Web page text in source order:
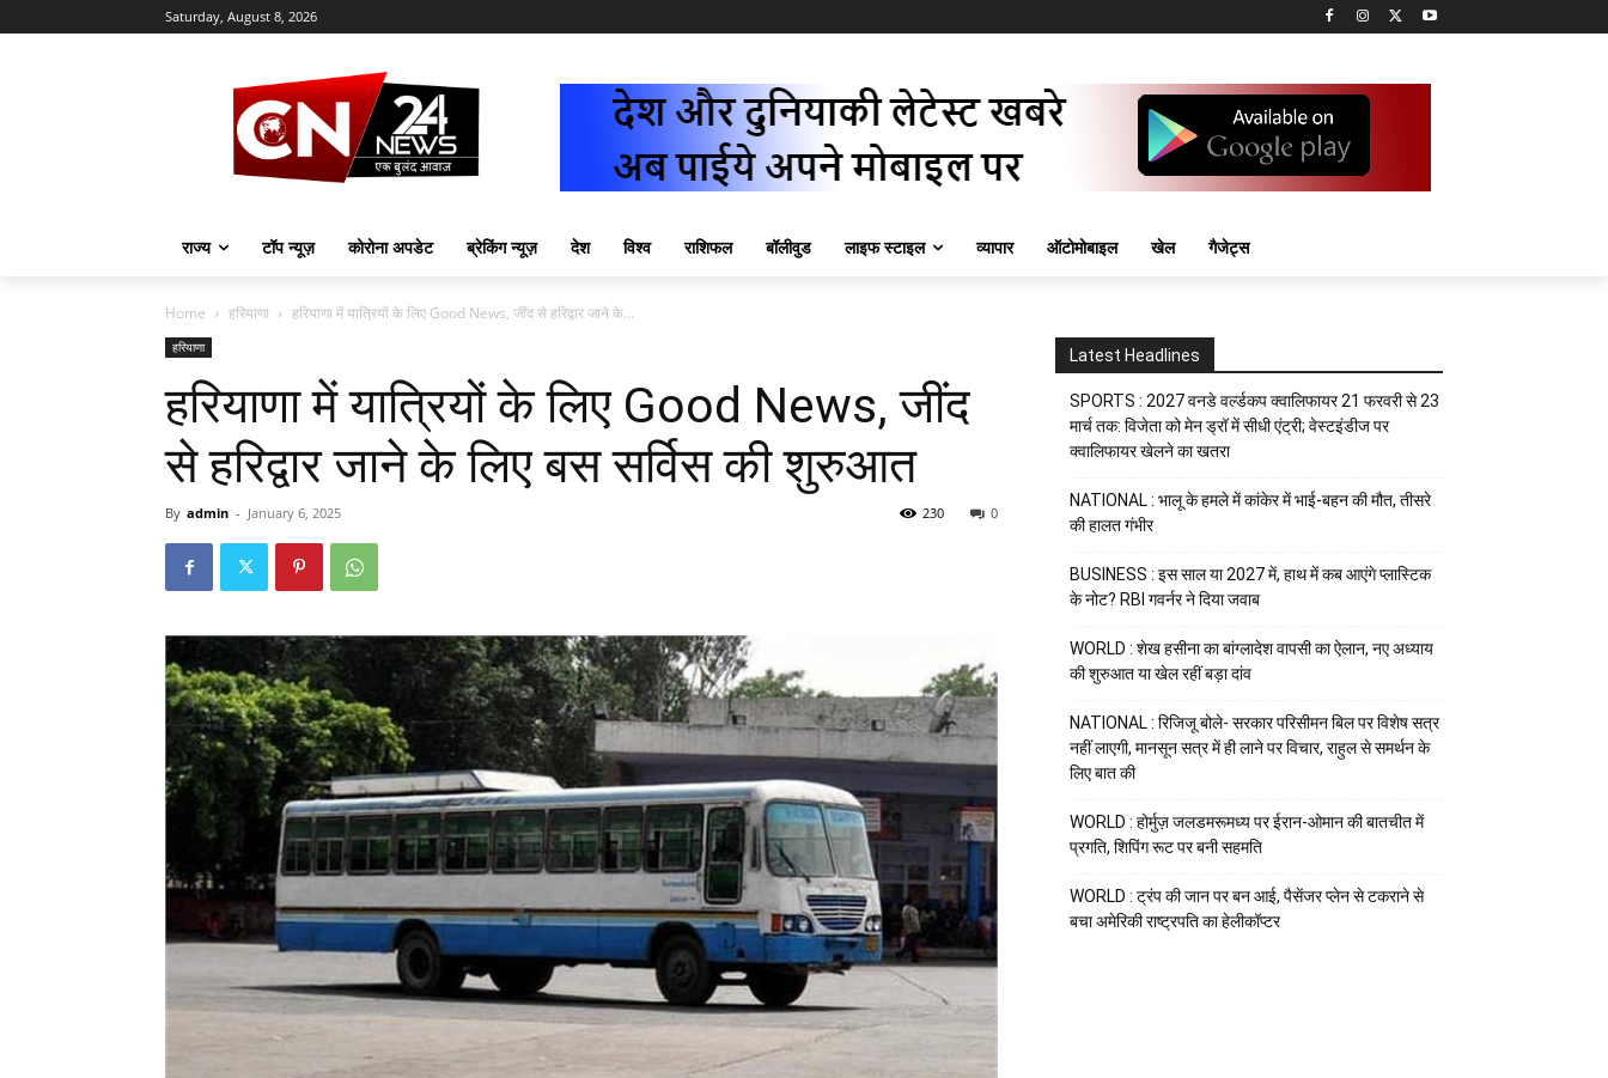
Saturday, August 8, 2026
राज्य टॉप न्यूज़ कोरोना अपडेट ब्रेकिंग न्यूज़ देश विश्व राशिफल बॉलीवुड लाइफ स्टाइल व्यापार ऑटोमोबाइल खेल गैजेट्स
Home हरियाणा हरियाणा में यात्रियों के लिए Good News, जींद से हरिद्वार जाने के...
हरियाणा
हरियाणा में यात्रियों के लिए Good News, जींद
से हरिद्वार जाने के लिए बस सर्विस की शुरुआत
By admin - January 6, 2025 0
230
Latest Headlines
SPORTS : 2027 वनडे वर्ल्डकप क्वालिफायर 21 फरवरी से 23
मार्च तक: विजेता को मेन ड्रॉ में सीधी एंट्री; वेस्टइंडीज पर
क्वालिफायर खेलने का खतरा
NATIONAL : भालू के हमले में कांकेर में भाई-बहन की मौत, तीसरे
की हालत गंभीर
BUSINESS : इस साल या 2027 में, हाथ में कब आएंगे प्लास्टिक
के नोट? RBI गवर्नर ने दिया जवाब
WORLD : शेख हसीना का बांग्लादेश वापसी का ऐलान, नए अध्याय
की शुरुआत या खेल रहीं बड़ा दांव
NATIONAL : रिजिजू बोले- सरकार परिसीमन बिल पर विशेष सत्र
नहीं लाएगी, मानसून सत्र में ही लाने पर विचार, राहुल से समर्थन के
लिए बात की
WORLD : होर्मुज़ जलडमरूमध्य पर ईरान-ओमान की बातचीत में
प्रगति, शिपिंग रूट पर बनी सहमति
WORLD : ट्रंप की जान पर बन आई, पैसेंजर प्लेन से टकराने से
बचा अमेरिकी राष्ट्रपति का हेलीकॉप्टर